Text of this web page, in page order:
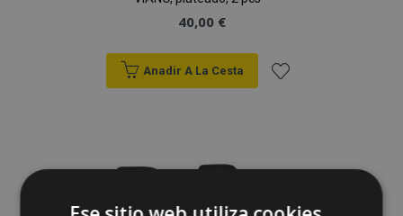
40,00 €
Anadir A La Cesta
Lista
de